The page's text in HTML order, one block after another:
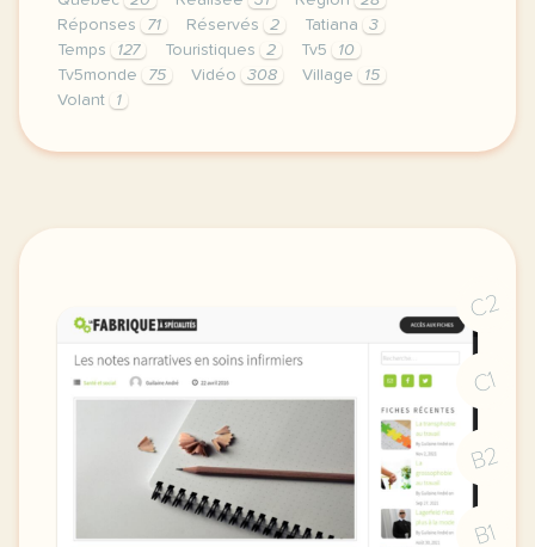
Réponses
71 Réservés 2 Tatiana
3
Temps
127 Touristiques 2 Tv5
10
Tv5monde
75 Vidéo 308 Village
15
Volant
1
le respect de votre vie privee est une priorite
C2
C1
B2
B1